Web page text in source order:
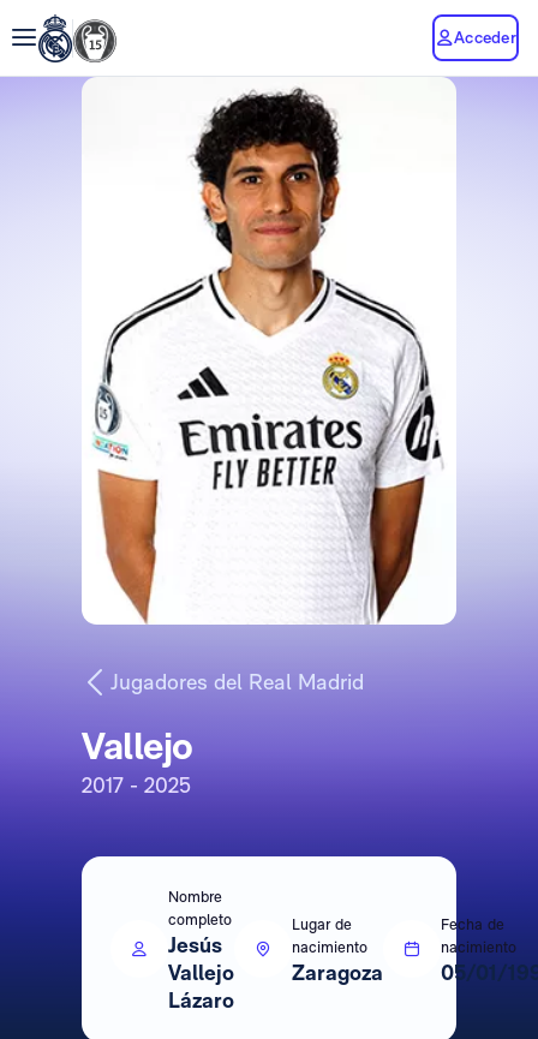
Acceder
Jugadores del Real Madrid
Vallejo
2017 - 2025
Nombre
completo
Jesús
Vallejo
Lázaro
Lugar de
nacimiento
Zaragoza
Fecha de
nacimiento
05/01/